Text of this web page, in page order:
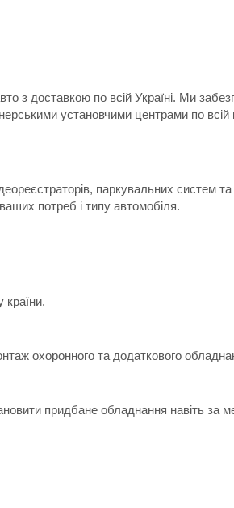
з доставкою по всій Україні. Ми
установчими центрами по всій
паркувальних систем
потреб і типу автомобіля.
охоронного та додаткового
придбане обладнання навіть за